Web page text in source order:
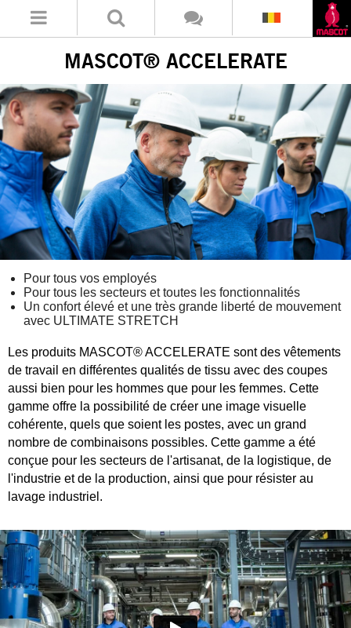
MASCOT® ACCELERATE
Pour tous vos employés
Pour tous les secteurs et toutes les fonctionnalités
Un confort élevé et une très grande liberté de mouvement
avec ULTIMATE STRETCH
Les produits MASCOT® ACCELERATE sont des vêtements
de travail en différentes qualités de tissu avec des coupes
aussi bien pour les hommes que pour les femmes. Cette
gamme offre la possibilité de créer une image visuelle
cohérente, quels que soient les postes, avec un grand
nombre de combinaisons possibles. Cette gamme a été
conçue pour les secteurs de l'artisanat, de la logistique, de
l'industrie et de la production, ainsi que pour résister au
lavage industriel.